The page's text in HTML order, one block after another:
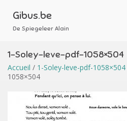
contenu
Gibus.be
De Spiegeleer Alain
1-Soley-leve-pdf-1058×504
Accueil / 1-Soley-leve-pdf-1058×504
1058×504